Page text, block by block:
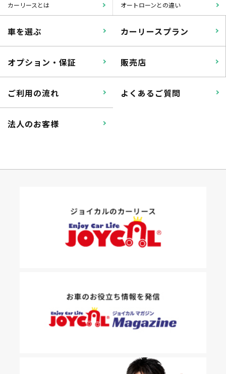
カーリースとは オートローンとの違い
車を選ぶ カーリースプラン
オプション・保証 販売店
ご利用の流れ よくあるご質問
法人のお客様